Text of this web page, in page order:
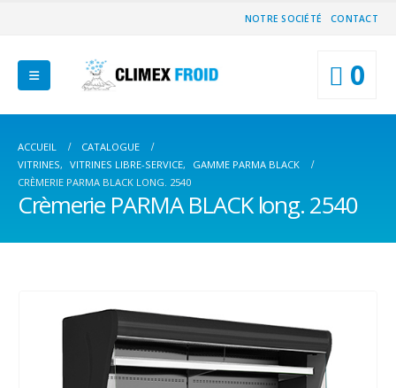
NOTRE SOCIÉTÉ CONTACT
0
ACCUEIL
CATALOGUE
VITRINES, VITRINES LIBRE-SERVICE,
GAMME PARMA BLACK
CRÈMERIE PARMA BLACK LONG. 2540
Crèmerie PARMA BLACK long. 2540